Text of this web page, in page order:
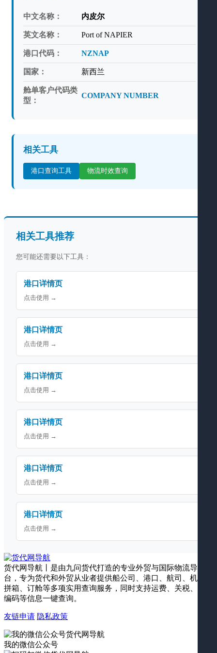
中文名称： 内皮尔
英文名称： Port of NAPIER
港口代码： NZNAP
国家： 新西兰
舱单客户代码类
型：
COMPANY NUMBER
相关工具
港口查询工具 物流时效查询
相关工具推荐
您可能还需要以下工具：
港口详情页
点击使用 →
港口详情页
点击使用 →
港口详情页
点击使用 →
港口详情页
点击使用 →
港口详情页
点击使用 →
港口详情页
点击使用 →
货代网导航丨是由九问货代打造的专业外贸与国际物流导航平
台，专为货代和外贸从业者提供船公司、港口、航司、机场、
拼箱、订舱等多项实用查询服务，同时支持运费、关税、海关
编码等信息一键查询。
友链申请 隐私政策
我的微信公众号